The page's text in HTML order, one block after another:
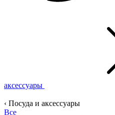
аксессуары
‹ Посуда и аксессуары
Все